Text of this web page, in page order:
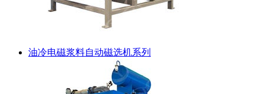
油冷电磁浆料自动磁选机系列